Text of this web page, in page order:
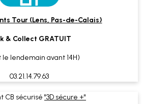
Tour (Lens, Pas-de-Calais)
& Collect GRATUIT
lendemain avant 14H)
03.21.14.79.63
CB sécurisé "3D sécure +"